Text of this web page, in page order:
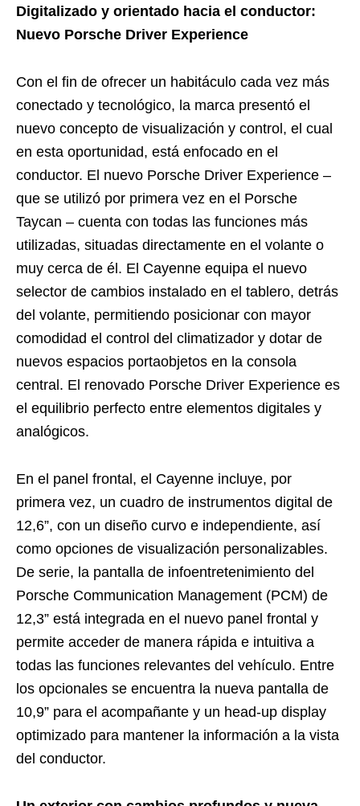
Digitalizado y orientado hacia el conductor:
Nuevo Porsche Driver Experience
Con el fin de ofrecer un habitáculo cada vez más
conectado y tecnológico, la marca presentó el
nuevo concepto de visualización y control, el cual
en esta oportunidad, está enfocado en el
conductor. El nuevo Porsche Driver Experience –
que se utilizó por primera vez en el Porsche
Taycan – cuenta con todas las funciones más
utilizadas, situadas directamente en el volante o
muy cerca de él. El Cayenne equipa el nuevo
selector de cambios instalado en el tablero, detrás
del volante, permitiendo posicionar con mayor
comodidad el control del climatizador y dotar de
nuevos espacios portaobjetos en la consola
central. El renovado Porsche Driver Experience es
el equilibrio perfecto entre elementos digitales y
analógicos.
En el panel frontal, el Cayenne incluye, por
primera vez, un cuadro de instrumentos digital de
12,6”, con un diseño curvo e independiente, así
como opciones de visualización personalizables.
De serie, la pantalla de infoentretenimiento del
Porsche Communication Management (PCM) de
12,3” está integrada en el nuevo panel frontal y
permite acceder de manera rápida e intuitiva a
todas las funciones relevantes del vehículo. Entre
los opcionales se encuentra la nueva pantalla de
10,9” para el acompañante y un head-up display
optimizado para mantener la información a la vista
del conductor.